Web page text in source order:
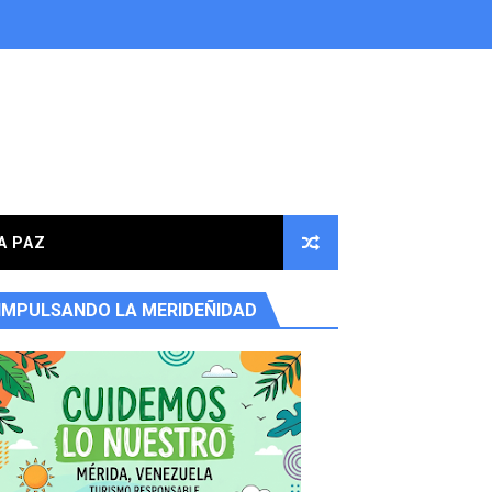
en la parroquia Osuna Rodríguez
PAZ
IMPULSANDO LA MERIDEÑIDAD